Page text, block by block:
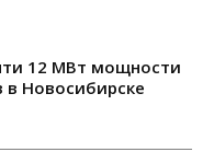
12 МВт мощности
Новосибирске